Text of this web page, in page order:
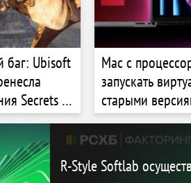
баг: Ubisoft
Secrets of
of
Mac с
запускать
старыми
R-Style Softlab